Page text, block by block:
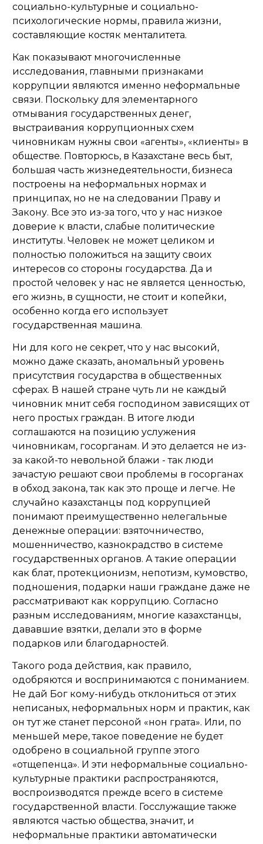
социально-культурные и социально-
психологические нормы, правила жизни,
составляющие костяк менталитета.
Как показывают многочисленные
исследования, главными признаками
коррупции являются именно неформальные
связи. Поскольку для элементарного
отмывания государственных денег,
выстраивания коррупционных схем
чиновникам нужны свои «агенты», «клиенты» в
обществе. Повторюсь, в Казахстане весь быт,
большая часть жизнедеятельности, бизнеса
построены на неформальных нормах и
принципах, но не на следовании Праву и
Закону. Все это из-за того, что у нас низкое
доверие к власти, слабые политические
институты. Человек не может целиком и
полностью положиться на защиту своих
интересов со стороны государства. Да и
простой человек у нас не является ценностью,
его жизнь, в сущности, не стоит и копейки,
особенно когда его использует
государственная машина.
Ни для кого не секрет, что у нас высокий,
можно даже сказать, аномальный уровень
присутствия государства в общественных
сферах. В нашей стране чуть ли не каждый
чиновник мнит себя господином зависящих от
него простых граждан. В итоге люди
соглашаются на позицию услужения
чиновникам, госорганам. И это делается не из-
за какой-то невольной блажи - так люди
зачастую решают свои проблемы в госорганах
в обход закона, так как это проще и легче. Не
случайно казахстанцы под коррупцией
понимают преимущественно нелегальные
денежные операции: взяточничество,
мошенничество, казнокрадство в системе
государственных органов. А такие операции
как блат, протекционизм, непотизм, кумовство,
подношения, подарки наши граждане даже не
рассматривают как коррупцию. Согласно
разным исследованиям, многие казахстанцы,
дававшие взятки, делали это в форме
подарков или благодарностей.
Такого рода действия, как правило,
одобряются и воспринимаются с пониманием.
Не дай Бог кому-нибудь отклониться от этих
неписаных, неформальных норм и практик, как
он тут же станет персоной «нон грата». Или, по
меньшей мере, такое поведение не будет
одобрено в социальной группе этого
«отщепенца». И эти неформальные социально-
культурные практики распространяются,
воспроизводятся прежде всего в системе
государственной власти. Госслужащие также
являются частью общества, значит, и
неформальные практики автоматически